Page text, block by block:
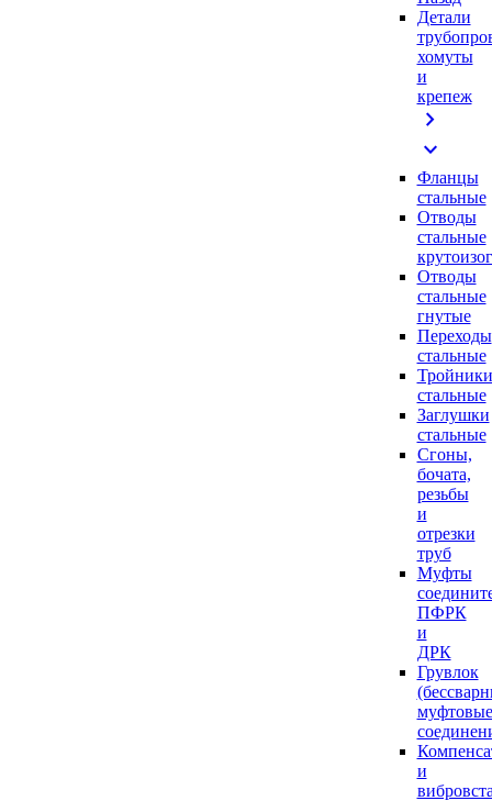
Детали
хомуты
и
крепеж
chevron_right
expand_more
Фланцы
стальные
Отводы
стальные
Отводы
стальные
гнутые
Переходы
стальные
Тройники
стальные
Заглушки
стальные
Сгоны,
бочата,
резьбы
и
отрезки
труб
Муфты
ПФРК
и
ДРК
Грувлок
муфтовые
и